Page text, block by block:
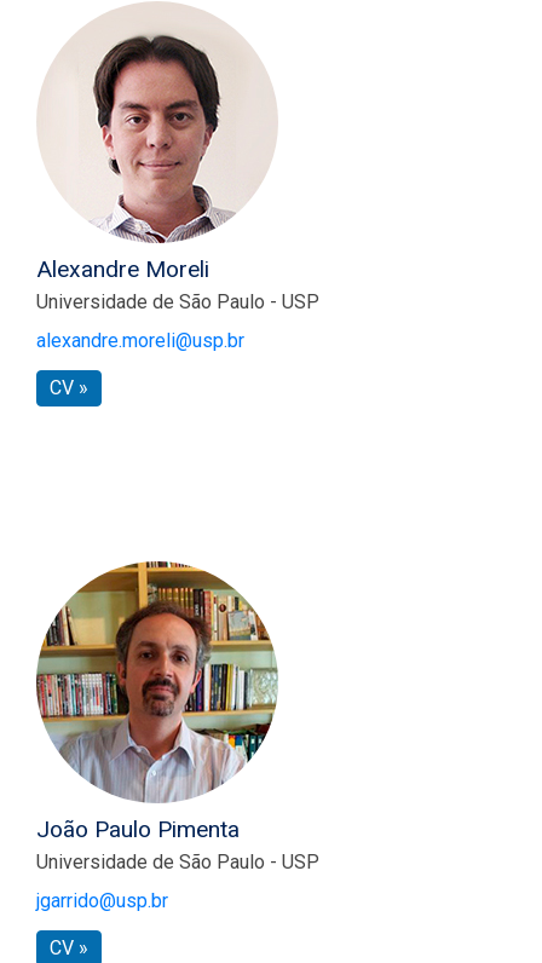
Alexandre Moreli
Universidade de São Paulo - USP
alexandre.moreli@usp.br
CV »
João Paulo Pimenta
Universidade de São Paulo - USP
jgarrido@usp.br
CV »